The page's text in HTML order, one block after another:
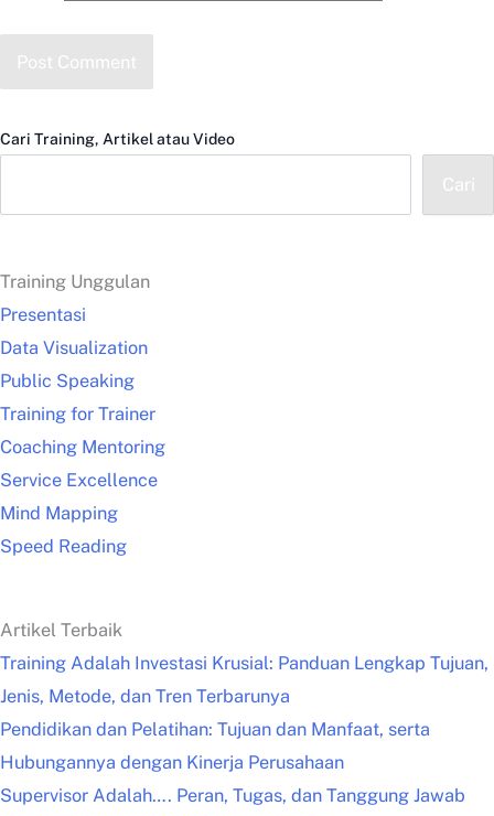
Cari Training, Artikel atau Video
Cari
Training Unggulan
Presentasi
Data Visualization
Public Speaking
Training for Trainer
Coaching Mentoring
Service Excellence
Mind Mapping
Speed Reading
Artikel Terbaik
Training Adalah Investasi Krusial: Panduan Lengkap Tujuan,
Jenis, Metode, dan Tren Terbarunya
Pendidikan dan Pelatihan: Tujuan dan Manfaat, serta
Hubungannya dengan Kinerja Perusahaan
Supervisor Adalah…. Peran, Tugas, dan Tanggung Jawab